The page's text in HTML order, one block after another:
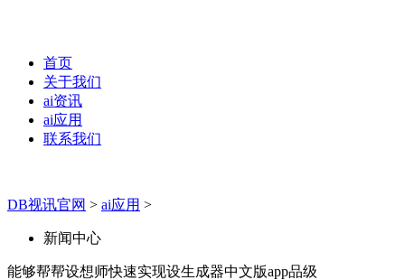
首页
关于我们
ai资讯
ai应用
联系我们
DB视讯官网 > ai应用 >
新闻中心
能够帮帮设想师快速实现设生成器中文版app品级